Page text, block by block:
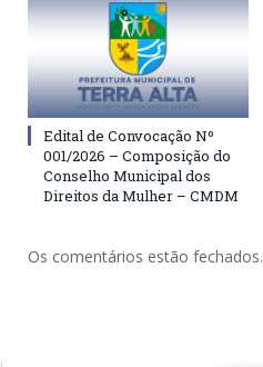
Edital de Convocação Nº
001/2026 – Composição do
Conselho Municipal dos
Direitos da Mulher – CMDM
Os comentários estão fechados.